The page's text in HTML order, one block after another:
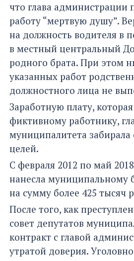
что глава администрации
работу “мертвую душу”.
на должность водителя в
в местный центральный
родного брата. При этом
указанных работ
должностного лица не
Заработную плату,
фиктивному работнику,
муниципалитета
целей.
С февраля 2012 по май
нанесла муниципальному
на сумму более 425 тысяч
После того, как
совет депутатов
контракт с главой
утратой доверия.